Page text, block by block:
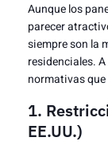
Aunque los
parecer
siempre son la
residenciales.
normativas
1.
EE.UU.)